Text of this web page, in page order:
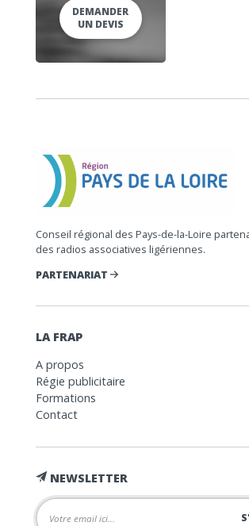
DEMANDER
UN DEVIS
Conseil régional des Pays-de-la-Loire
des radios associatives ligériennes.
PARTENARIAT
LA FRAP
A propos
Régie publicitaire
Formations
Contact
NEWSLETTER